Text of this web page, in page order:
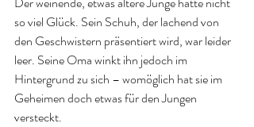
so viel Glück. Sein Schuh, der lachend von
den Geschwistern präsentiert wird, war leider
leer. Seine Oma winkt ihn jedoch im
Hintergrund zu sich – womöglich hat sie im
Geheimen doch etwas für den Jungen
versteckt.